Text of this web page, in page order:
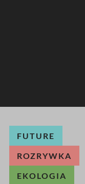
FUTURE
ROZRYWKA
EKOLOGIA